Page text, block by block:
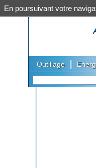
Outillage
En poursuivant votre